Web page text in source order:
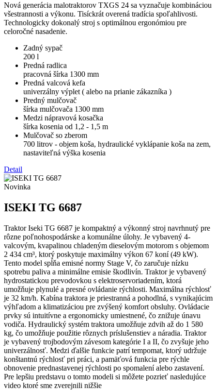
Nová generácia malotraktorov TXGS 24 sa vyznačuje kombináciou
všestrannosti a výkonu. Tisíckrát overená tradícia spoľahlivosti.
Technologicky dokonalý stroj s optimálnou ergonómiou pre
celoročné nasadenie.
Zadný sypač
200 l
Predná radlica
pracovná šírka 1300 mm
Predná valcová kefa
univerzálny výplet ( alebo na prianie zákazníka )
Predný mulčovač
šírka mulčovača 1300 mm
Medzi nápravová kosačka
šírka kosenia od 1,2 - 1,5 m
Mulčovač so zberom
700 litrov - objem koša, hydraulické vyklápanie koša na zem,
nastaviteľná výška kosenia
Detail
Novinka
ISEKI TG 6687
Traktor Iseki TG 6687 je kompaktný a výkonný stroj navrhnutý pre
rôzne poľnohospodárske a komunálne úlohy. Je vybavený 4-
valcovým, kvapalinou chladeným dieselovým motorom s objemom
2 434 cm³, ktorý poskytuje maximálny výkon 67 koní (49 kW).
Tento model spĺňa emisné normy Stage V, čo zaručuje nízku
spotrebu paliva a minimálne emisie škodlivín. Traktor je vybavený
hydrostatickou prevodovkou s elektroservoriadením, ktorá
umožňuje plynulé a presné ovládanie rýchlosti. Maximálna rýchlosť
je 32 km/h. Kabína traktora je priestranná a pohodlná, s vynikajúcim
výhľadom a klimatizáciou pre zvýšený komfort obsluhy. Ovládacie
prvky sú intuitívne a ergonomicky umiestnené, čo znižuje únavu
vodiča. Hydraulický systém traktora umožňuje zdvih až do 1 580
kg, čo umožňuje použitie rôznych príslušenstiev a náradia. Traktor
je vybavený trojbodovým závesom kategórie I a II, čo zvyšuje jeho
univerzálnosť. Medzi ďalšie funkcie patrí tempomat, ktorý udržuje
konštantnú rýchlosť pri práci, a pamäťová funkcia pre rýchle
obnovenie prednastavenej rýchlosti po spomalení alebo zastavení.
Pre lepšiu predstavu o tomto modeli si môžete pozrieť nasledujúce
video ktoré sme zverejnili nižšie